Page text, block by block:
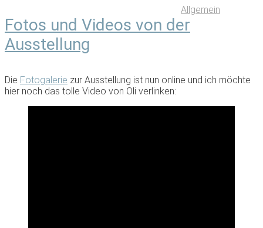
Allgemein
Fotos und Videos von der
Ausstellung
Die Fotogalerie zur Ausstellung ist nun online und ich möchte
hier noch das tolle Video von Oli verlinken: